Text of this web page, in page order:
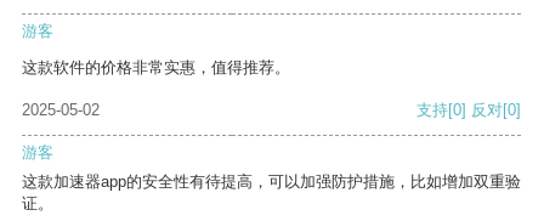
游客
这款软件的价格非常实惠，值得推荐。
2025-05-02 支持[0] 反对[0]
游客
这款加速器app的安全性有待提高，可以加强防护措施，比如增加双重验
证。